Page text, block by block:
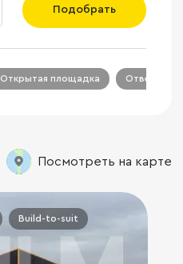
Подобрать
Открытая площадка
Посмотреть на карте
Build-to-suit